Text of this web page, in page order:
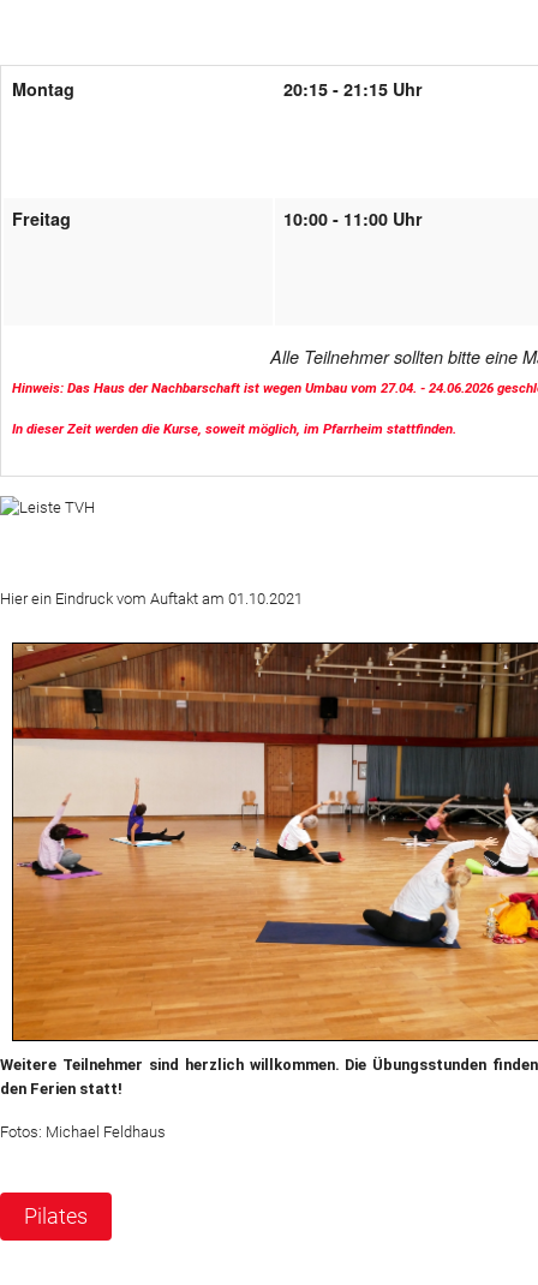
Montag 20:15 - 21:15 Uhr
Freitag 10:00 - 11:00 Uhr
Alle Teilnehmer sollten bitte eine
Hinweis: Das Haus der Nachbarschaft ist wegen Umbau vom 27.04. - 24.06.2026
In dieser Zeit werden die Kurse, soweit möglich, im Pfarrheim stattfinden.
Hier ein Eindruck vom Auftakt am 01.10.2021
Weitere Teilnehmer sind herzlich willkommen. Die Übungsstunden
den Ferien statt!
Fotos: Michael Feldhaus
Pilates